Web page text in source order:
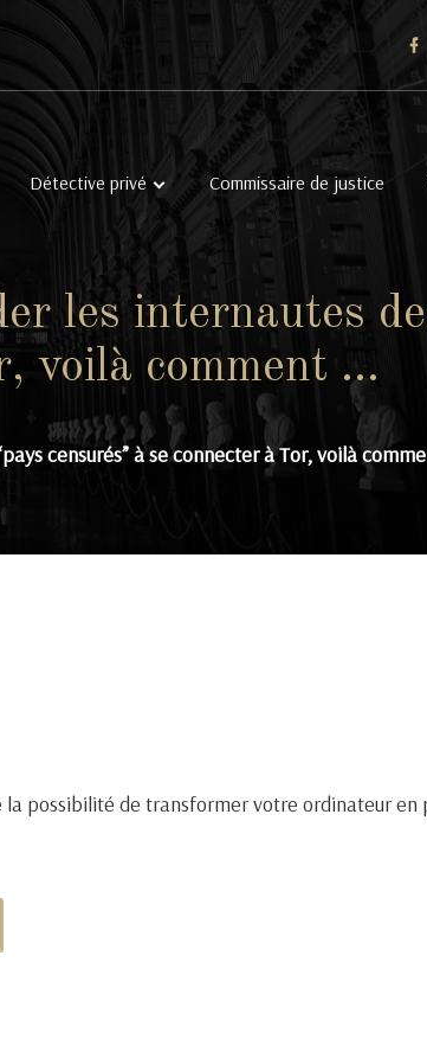
Détective privé Commissaire de justice
les internautes
voilà comment …
censurés” à se connecter à Tor, voilà
la possibilité de transformer votre ordinateur en